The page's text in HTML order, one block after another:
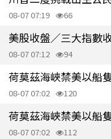
08-07 07:19 66
08-07 07:12 94
08-07 07:02 120
08-07 07:02 112